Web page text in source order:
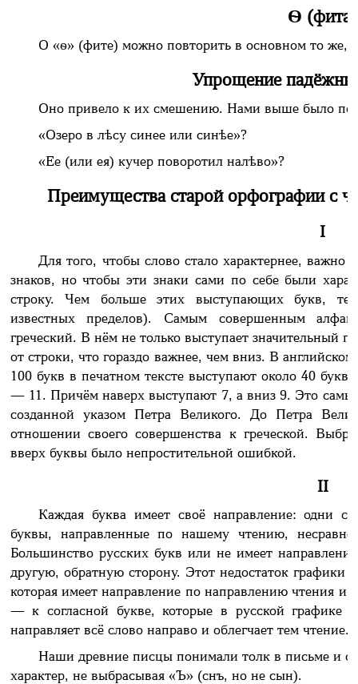
Ѳ (фита)
О «ѳ» (фите) можно повторить в основном то же,
Упрощение
Оно привело к их смешению. Нами выше было
«Озеро в лѣсу синее или синѣе»?
«Ее (или ея) кучер поворотил налѣво»?
Преимущества старой орфографии с
I
Для того, чтобы слово стало характернее, важно
знаков, но чтобы эти знаки сами по себе были
строку. Чем больше этих выступающих букв,
известных пределов). Самым совершенным
греческий. В нём не только выступает значительный
от строки, что гораздо важнее, чем вниз. В
100 букв в печатном тексте выступают около 40
— 11. Причём наверх выступают 7, а вниз 9. Это
созданной указом Петра Великого. До Петра
отношении своего совершенства к греческой.
вверх буквы было непростительной ошибкой.
II
Каждая буква имеет своё направление: одни
буквы, направленные по нашему чтению,
Большинство русских букв или не имеет
другую, обратную сторону. Этот недостаток графики
которая имеет направление по направлению чтения
— к согласной букве, которые в русской графике
направляет всё слово направо и облегчает тем чтение.
Наши древние писцы понимали толк в письме и
характер, не выбрасывая «Ъ» (снъ, но не сын).